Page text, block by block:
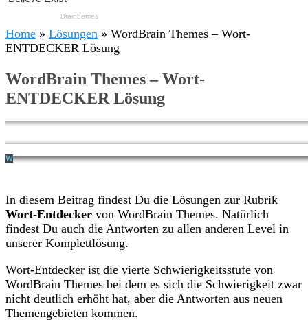
Home » Lösungen » WordBrain Themes – Wort-
ENTDECKER Lösung
WordBrain Themes – Wort-
ENTDECKER Lösung
In diesem Beitrag findest Du die Lösungen zur Rubrik
Wort-Entdecker von WordBrain Themes. Natürlich
findest Du auch die Antworten zu allen anderen Level in
unserer Komplettlösung.
Wort-Entdecker ist die vierte Schwierigkeitsstufe von
WordBrain Themes bei dem es sich die Schwierigkeit zwar
nicht deutlich erhöht hat, aber die Antworten aus neuen
Themengebieten kommen.